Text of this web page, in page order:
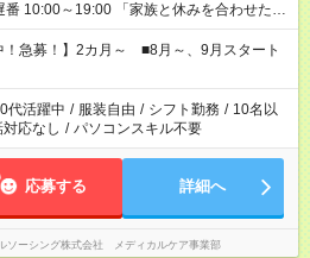
「家族と休みを合わせた
夕飯の準備がしたい」 「できれば残業はし
教えてくださいね。 ※Wワーク希望
事で希望する勤務時間と、もう1つのお仕事
週40時間を超える場合は応募できません。
！急募！】2カ月～ ■8月～、9月スタート
代活躍中 / 服装自由 / シフト勤務 / 10名以
対応なし / パソコンスキル不要
応募する 詳細へ
ソーシング株式会社 メディカルケア事業部